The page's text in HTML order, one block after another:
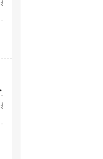
舉
舉